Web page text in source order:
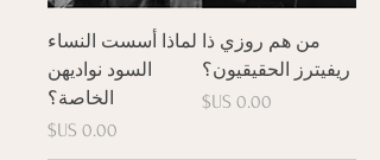
من هم روزي ذا
ريفيترز الحقيقيون؟
السعر
لماذا أسست النساء
السود نواديهن
الخاصة؟
السعر